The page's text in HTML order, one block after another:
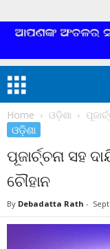
Home ଓଡ଼ିଶା
ଓଡ଼ିଶା
ପୂଜାର୍ଚ୍ଚନା ସହ
ଚୌହାନ
By Debadatta Rath -